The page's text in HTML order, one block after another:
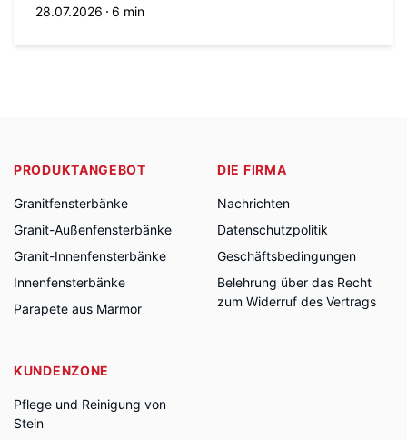
28.07.2026
6 min
PRODUKTANGEBOT
Granitfensterbänke
Granit-Außenfensterbänke
Granit-Innenfensterbänke
Innenfensterbänke
Parapete aus Marmor
DIE FIRMA
Nachrichten
Datenschutzpolitik
Geschäftsbedingungen
Belehrung über das Recht
zum Widerruf des Vertrags
KUNDENZONE
Pflege und Reinigung von
Stein